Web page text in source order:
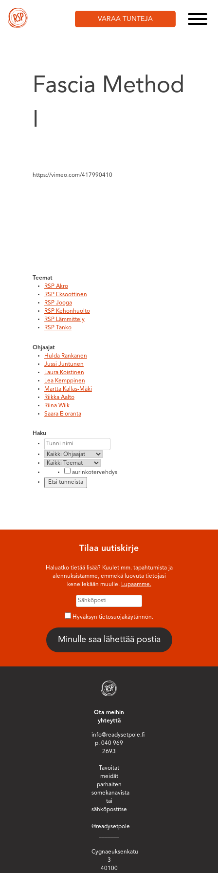
content
VARAA TUNTEJA
Fascia Method
I
https://vimeo.com/417990410
Teemat
RSP Akro
RSP Eksoottinen
RSP Jooga
RSP Kehonhuolto
RSP Lämmittely
RSP Tanko
Ohjaajat
Hulda Rankanen
Jussi Juntunen
Laura Koistinen
Lea Kemppinen
Martta Kallas-Mäki
Riikka Aalto
Riina Wiik
Saara Eloranta
Haku
aurinkotervehdys
Tilaa uutiskirje
Haluatko tietää lisää? Kuulet mm. tapahtumista ja
alennuksistamme, emmekä luovuta tietojasi
kenellekään muulle. Lupaamme.
Hyväksyn tietosuojakäytännön.
Ota meihin
yhteyttä
info@readysetpole.fi
p. 040 969
2693
Tavoitat
meidät
parhaiten
somekanavista
tai
sähköpostitse
@readysetpole
Cygnaeuksenkatu
3
40100